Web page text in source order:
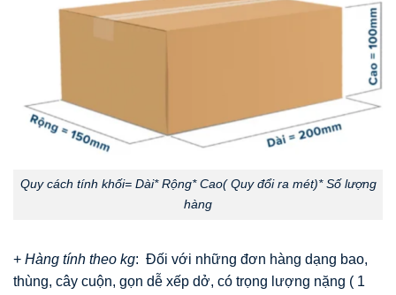
Quy cách tính khối= Dài* Rộng* Cao( Quy đổi ra mét)* Số lượng
hàng
+ Hàng tính theo kg: Đối với những đơn hàng dạng bao,
thùng, cây cuộn, gọn dễ xếp dở, có trọng lượng nặng ( 1